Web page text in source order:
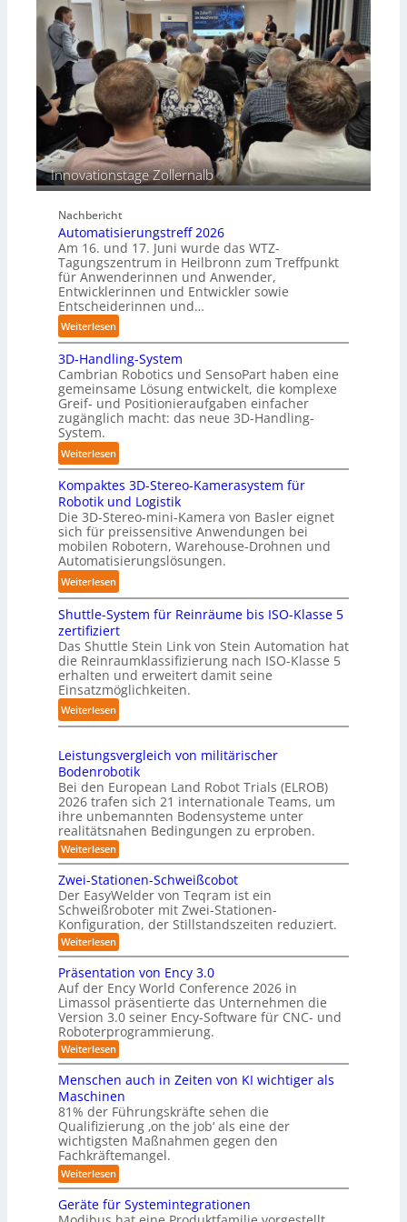
c
h
i
n
e
p
e
r
o
b
o
t
o
i
o
n
s
s
t
ä
i
g
e
P
o
l
y
m
e
r
l
a
g
e
r
f
ü
r
T
a
u
h
r
o
b
o
t
e
Innovationstage Zollernalb
Nachbericht
Automatisierungstreff 2026
Am 16. und 17. Juni wurde das WTZ-
Tagungszentrum in Heilbronn zum Treffpunkt
für Anwenderinnen und Anwender,
Entwicklerinnen und Entwickler sowie
Entscheiderinnen und…
Weiterlesen:
A
u
t
o
m
t
i
s
i
e
r
u
n
g
s
t
r
e
f
f
0
6
3D-Handling-System
Cambrian Robotics und SensoPart haben eine
gemeinsame Lösung entwickelt, die komplexe
Greif- und Positionieraufgaben einfacher
zugänglich macht: das neue 3D-Handling-
System.
Weiterlesen:
3
D
-
H
a
n
d
l
n
g
-
S
y
s
t
m
Kompaktes 3D-Stereo-Kamerasystem für
Robotik und Logistik
Die 3D-Stereo-mini-Kamera von Basler eignet
sich für preissensitive Anwendungen bei
mobilen Robotern, Warehouse-Drohnen und
Automatisierungslösungen.
Weiterlesen:
K
o
m
p
a
k
t
e
3
D
-
S
t
e
r
e
o
-
K
a
m
e
r
a
s
y
s
t
e
m
f
ü
r
R
o
Shuttle-System für Reinräume bis ISO-Klasse 5
zertifiziert
Das Shuttle Stein Link von Stein Automation hat
die Reinraumklassifizierung nach ISO-Klasse 5
erhalten und erweitert damit seine
Einsatzmöglichkeiten.
Weiterlesen:
S
u
t
t
l
e
-
S
y
s
t
e
m
f
ü
r
R
e
i
r
ä
u
m
e
b
i
s
Leistungsvergleich von militärischer
Bodenrobotik
Bei den European Land Robot Trials (ELROB)
2026 trafen sich 21 internationale Teams, um
ihre unbemannten Bodensysteme unter
realitätsnahen Bedingungen zu erproben.
Weiterlesen:
L
e
i
s
t
u
n
g
s
v
e
r
g
l
e
i
c
h
v
o
n
m
i
l
i
t
ä
r
i
Zwei-Stationen-Schweißcobot
Der EasyWelder von Teqram ist ein
Schweißroboter mit Zwei-Stationen-
Konfiguration, der Stillstandszeiten reduziert.
Weiterlesen:
Z
w
e
i
-
S
t
a
t
i
o
n
e
n
-
S
c
h
w
i
Präsentation von Ency 3.0
Auf der Ency World Conference 2026 in
Limassol präsentierte das Unternehmen die
Version 3.0 seiner Ency-Software für CNC- und
Roboterprogrammierung.
Weiterlesen:
P
ä
s
e
n
t
a
t
i
o
n
v
Menschen auch in Zeiten von KI wichtiger als
Maschinen
81% der Führungskräfte sehen die
Qualifizierung ‚on the job‘ als eine der
wichtigsten Maßnahmen gegen den
Fachkräftemangel.
Weiterlesen:
M
n
Geräte für Systemintegrationen